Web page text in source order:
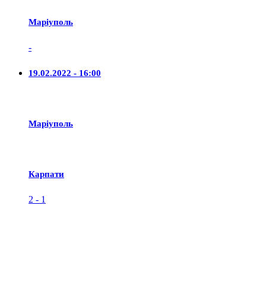
Маріуполь
-
19.02.2022 - 16:00
Маріуполь
Карпати
2 - 1